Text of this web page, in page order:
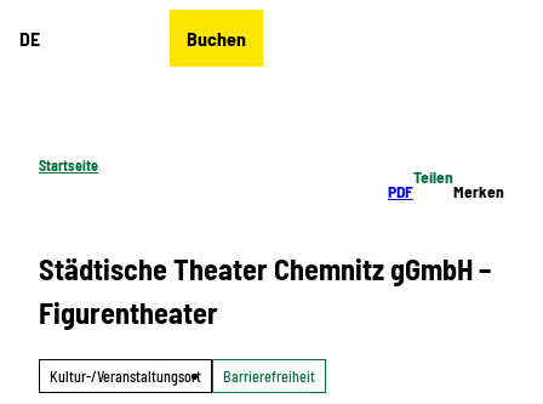
DE Buchen
Startseite
PDF
Teilen
Merken
Städtische Theater Chemnitz gGmbH –
Figurentheater
Kultur-/Veranstaltungsort Barrierefreiheit